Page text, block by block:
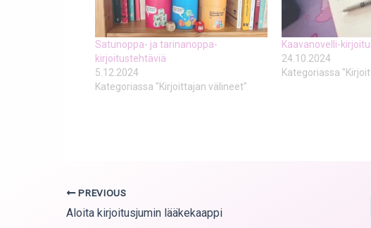
Satunoppa- ja tarinanoppa-
kirjoitustehtäviä
5.12.2024
Kategoriassa "Kirjoittajan välineet"
Kaavanovelli-
24.10.2024
Kategoriassa
PREVIOUS
Aloita kirjoitusjumin lääkekaappi